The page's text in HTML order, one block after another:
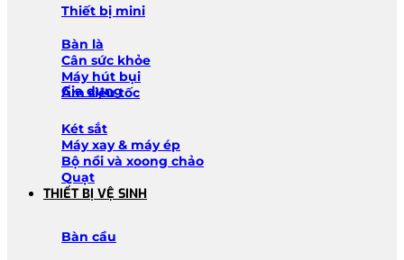
Thiết bị mini
Bàn là
Cân sức khỏe
Máy hút bụi
Ấm siêu tốc
Gia dụng
Két sắt
Máy xay & máy ép
Bộ nồi và xoong chảo
Quạt
THIẾT BỊ VỆ SINH
Bàn cầu